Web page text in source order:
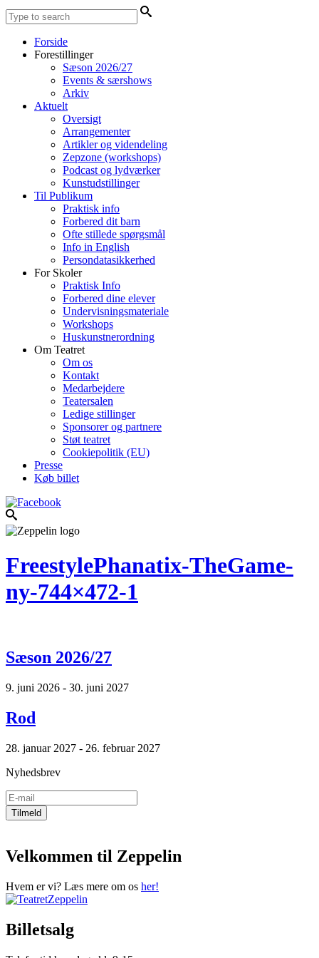
Forside
Forestillinger
Sæson 2026/27
Events & særshows
Arkiv
Aktuelt
Oversigt
Arrangementer
Artikler og videndeling
Zepzone (workshops)
Podcast og lydværker
Kunstudstillinger
Til Publikum
Praktisk info
Forbered dit barn
Ofte stillede spørgsmål
Info in English
Persondatasikkerhed
For Skoler
Praktisk Info
Forbered dine elever
Undervisningsmateriale
Workshops
Huskunstnerordning
Om Teatret
Om os
Kontakt
Medarbejdere
Teatersalen
Ledige stillinger
Sponsorer og partnere
Støt teatret
Cookiepolitik (EU)
Presse
Køb billet
FreestylePhanatix-TheGame-
ny-744×472-1
Sæson 2026/27
9. juni 2026 - 30. juni 2027
Rod
28. januar 2027 - 26. februar 2027
Nyhedsbrev
Velkommen til Zeppelin
Hvem er vi? Læs mere om os her!
Billetsalg